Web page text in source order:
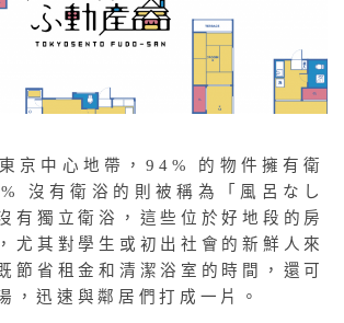
京中心地帶，94% 的物件擁有衛
沒有衛浴的則被稱為「風呂なし
有獨立衛浴，這些位於好地段的房
尤其對學生或初出社會的新鮮人來
節省租金和清潔浴室的時間，還可
，迅速與鄰居們打成一片。